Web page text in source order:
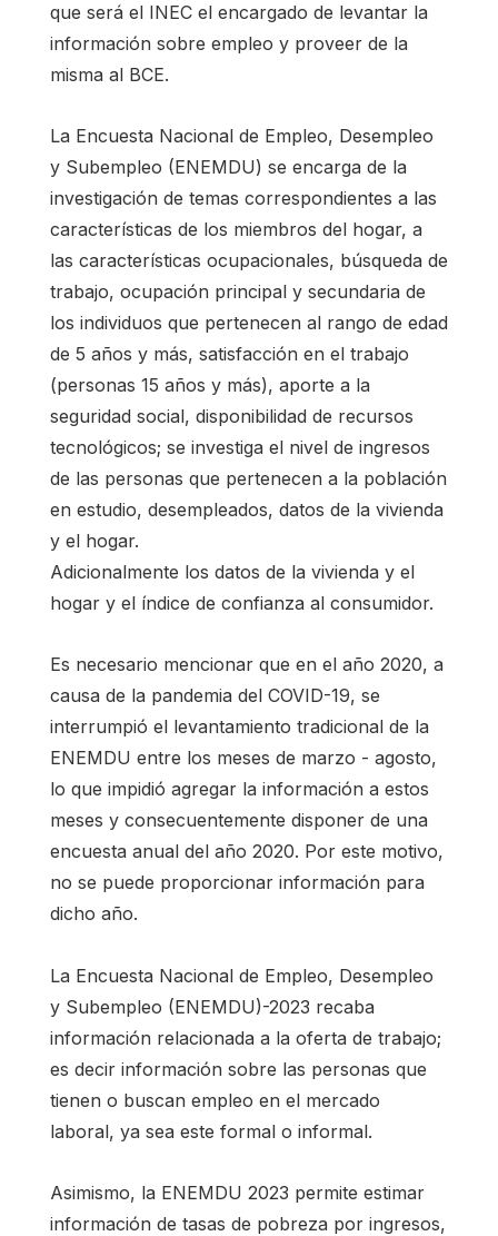
que será el INEC el encargado de levantar la
información sobre empleo y proveer de la
misma al BCE.
La Encuesta Nacional de Empleo, Desempleo
y Subempleo (ENEMDU) se encarga de la
investigación de temas correspondientes a las
características de los miembros del hogar, a
las características ocupacionales, búsqueda de
trabajo, ocupación principal y secundaria de
los individuos que pertenecen al rango de edad
de 5 años y más, satisfacción en el trabajo
(personas 15 años y más), aporte a la
seguridad social, disponibilidad de recursos
tecnológicos; se investiga el nivel de ingresos
de las personas que pertenecen a la población
en estudio, desempleados, datos de la vivienda
y el hogar.
Adicionalmente los datos de la vivienda y el
hogar y el índice de confianza al consumidor.
Es necesario mencionar que en el año 2020, a
causa de la pandemia del COVID-19, se
interrumpió el levantamiento tradicional de la
ENEMDU entre los meses de marzo - agosto,
lo que impidió agregar la información a estos
meses y consecuentemente disponer de una
encuesta anual del año 2020. Por este motivo,
no se puede proporcionar información para
dicho año.
La Encuesta Nacional de Empleo, Desempleo
y Subempleo (ENEMDU)-2023 recaba
información relacionada a la oferta de trabajo;
es decir información sobre las personas que
tienen o buscan empleo en el mercado
laboral, ya sea este formal o informal.
Asimismo, la ENEMDU 2023 permite estimar
información de tasas de pobreza por ingresos,